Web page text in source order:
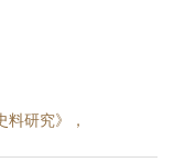
料研究》，